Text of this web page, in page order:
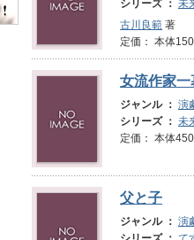
シリーズ ： 未
古川良範 著
定価： 本体
女流作家
ジャンル ： 演
シリーズ ： 未
定価： 本体
父と子
ジャンル ： 演